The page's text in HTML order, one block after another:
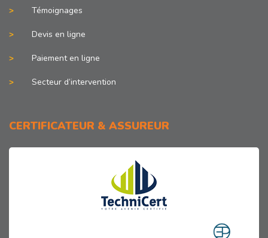
Témoignages
Devis en ligne
Paiement en ligne
Secteur d’intervention
CERTIFICATEUR & ASSUREUR